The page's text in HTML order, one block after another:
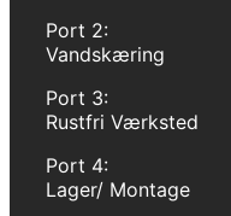
Port 2:
Vandskæring
Port 3:
Rustfri Værksted
Port 4:
Lager/ Montage